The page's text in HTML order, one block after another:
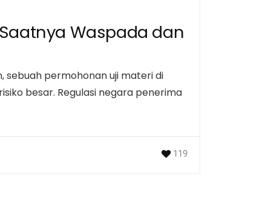
Waspada dan
sebuah permohonan uji materi di
besar. Regulasi negara penerima
119